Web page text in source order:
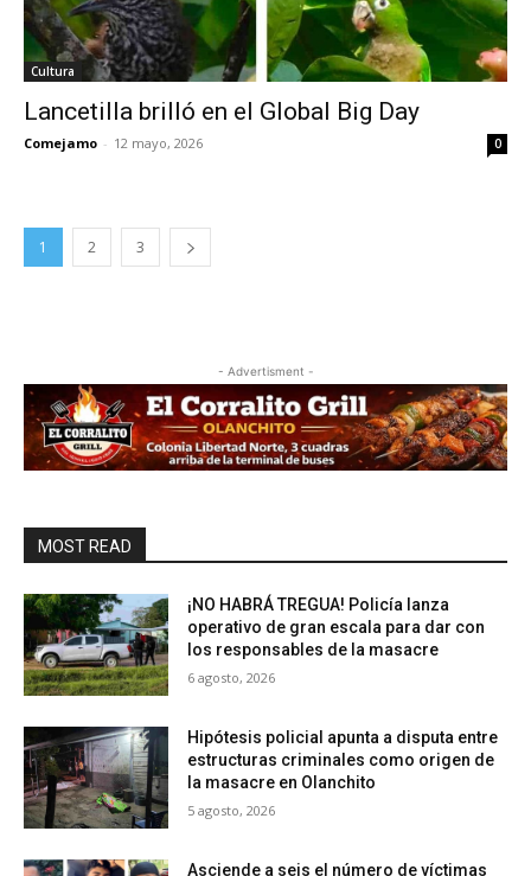
Cultura
Lancetilla brilló en el Global Big Day
Comejamo - 12 mayo, 2026 0
1 2 3
- Advertisment -
MOST READ
¡NO HABRÁ TREGUA! Policía lanza
operativo de gran escala para dar con
los responsables de la masacre
6 agosto, 2026
Hipótesis policial apunta a disputa entre
estructuras criminales como origen de
la masacre en Olanchito
5 agosto, 2026
Asciende a seis el número de víctimas